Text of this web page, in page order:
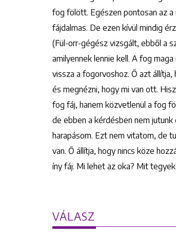
fog fölött. Egészen pontosan az a
fájdalmas. De ezen kívül mindig
(Fül-orr-gégész vizsgált, ebből a
amilyennek lennie kell. A fog
vissza a fogorvoshoz. Ő azt
és megnézni, hogy mi van ott.
fog fáj, hanem közvetlenül a fog
de ebben a kérdésben nem
harapásom. Ezt nem vitatom, de
van. Ő állítja, hogy nincs köze
íny fáj. Mi lehet az oka? Mit
VÁLASZ